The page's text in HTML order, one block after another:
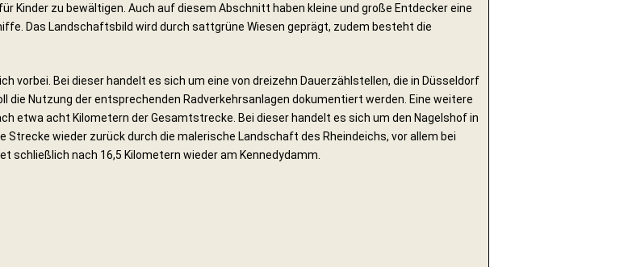
Kinder zu bewältigen. Auch auf diesem Abschnitt haben kleine und große Entdecker eine
Das Landschaftsbild wird durch sattgrüne Wiesen geprägt, zudem besteht die
vorbei. Bei dieser handelt es sich um eine von dreizehn Dauerzählstellen, die in Düsseldorf
die Nutzung der entsprechenden Radverkehrsanlagen dokumentiert werden. Eine weitere
etwa acht Kilometern der Gesamtstrecke. Bei dieser handelt es sich um den Nagelshof in
Strecke wieder zurück durch die malerische Landschaft des Rheindeichs, vor allem bei
schließlich nach 16,5 Kilometern wieder am Kennedydamm.